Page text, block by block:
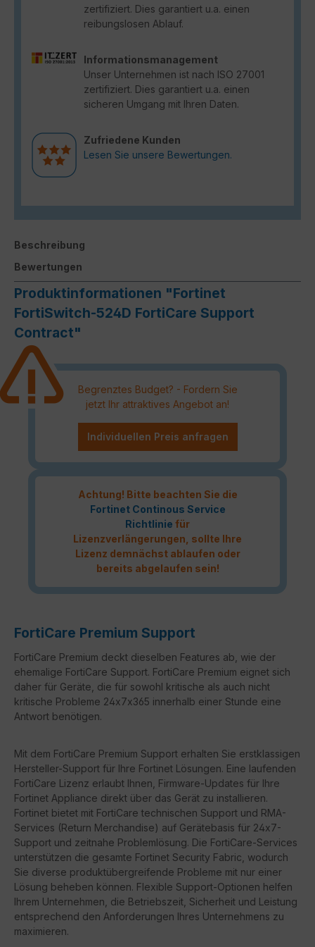
zertifiziert. Dies garantiert u.a. einen
reibungslosen Ablauf.
Informationsmanagement
Unser Unternehmen ist nach ISO 27001
zertifiziert. Dies garantiert u.a. einen
sicheren Umgang mit Ihren Daten.
Zufriedene Kunden
Lesen Sie unsere Bewertungen.
Beschreibung
Bewertungen
Produktinformationen "Fortinet
FortiSwitch-524D FortiCare Support
Contract"
Begrenztes Budget? - Fordern Sie
jetzt Ihr attraktives Angebot an!
Individuellen Preis anfragen
Achtung! Bitte beachten Sie die
Fortinet Continous Service
Richtlinie für
Lizenzverlängerungen, sollte Ihre
Lizenz demnächst ablaufen oder
bereits abgelaufen sein!
FortiCare Premium Support
FortiCare Premium deckt dieselben Features ab, wie der
ehemalige FortiCare Support. FortiCare Premium eignet sich
daher für Geräte, die für sowohl kritische als auch nicht
kritische Probleme 24x7x365 innerhalb einer Stunde eine
Antwort benötigen.
Mit dem FortiCare Premium Support erhalten Sie erstklassigen
Hersteller-Support für Ihre Fortinet Lösungen. Eine laufenden
FortiCare Lizenz erlaubt Ihnen, Firmware-Updates für Ihre
Fortinet Appliance direkt über das Gerät zu installieren.
Fortinet bietet mit FortiCare technischen Support und RMA-
Services (Return Merchandise) auf Gerätebasis für 24x7-
Support und zeitnahe Problemlösung. Die FortiCare-Services
unterstützen die gesamte Fortinet Security Fabric, wodurch
Sie diverse produktübergreifende Probleme mit nur einer
Lösung beheben können. Flexible Support-Optionen helfen
Ihrem Unternehmen, die Betriebszeit, Sicherheit und Leistung
entsprechend den Anforderungen Ihres Unternehmens zu
maximieren.